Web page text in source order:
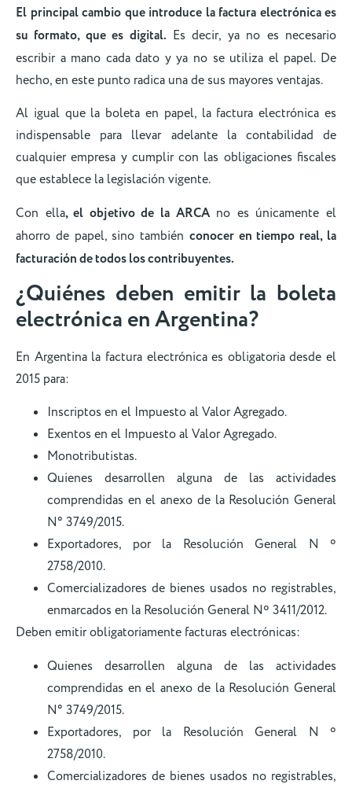
El principal cambio que introduce la factura electrónica es
su formato, que es digital. Es decir, ya no es necesario
escribir a mano cada dato y ya no se utiliza el papel. De
hecho, en este punto radica una de sus mayores ventajas.
Al igual que la boleta en papel, la factura electrónica es
indispensable para llevar adelante la contabilidad de
cualquier empresa y cumplir con las obligaciones fiscales
que establece la legislación vigente.
Con ella, el objetivo de la ARCAno es únicamente el
ahorro de papel, sino también conocer en tiempo real, la
facturación de todos los contribuyentes.
¿Quiénes deben emitir la boleta
electrónica en Argentina?
En Argentina la factura electrónica es obligatoria desde el
2015 para:
Inscriptos en el Impuesto al Valor Agregado.
Exentos en el Impuesto al Valor Agregado.
Monotributistas.
Quienes desarrollen alguna de las actividades
comprendidas en el anexo de la Resolución General
N° 3749/2015.
Exportadores, por la Resolución General N º
2758/2010.
Comercializadores de bienes usados no registrables,
enmarcados en la Resolución General Nº 3411/2012.
Deben emitir obligatoriamente facturas electrónicas:
Quienes desarrollen alguna de las actividades
comprendidas en el anexo de la Resolución General
N° 3749/2015.
Exportadores, por la Resolución General N º
2758/2010.
Comercializadores de bienes usados no registrables,